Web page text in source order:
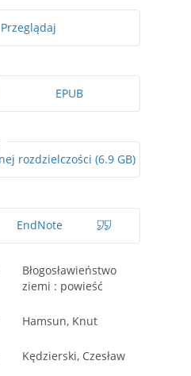
Przeglądaj
EPUB
Skany w pełnej rozdzielczości (6.9 GB)
EndNote
Błogosławieństwo
ziemi : powieść
Hamsun, Knut
Kędzierski, Czesław